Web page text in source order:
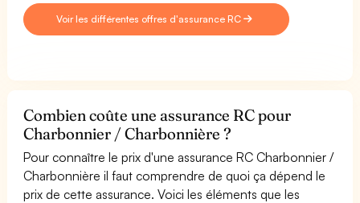
Voir les différentes offres d'assurance RC
Combien coûte une assurance RC pour
Charbonnier / Charbonnière ?
Pour connaître le prix d'une assurance RC Charbonnier /
Charbonnière il faut comprendre de quoi ça dépend le
prix de cette assurance. Voici les éléments que les